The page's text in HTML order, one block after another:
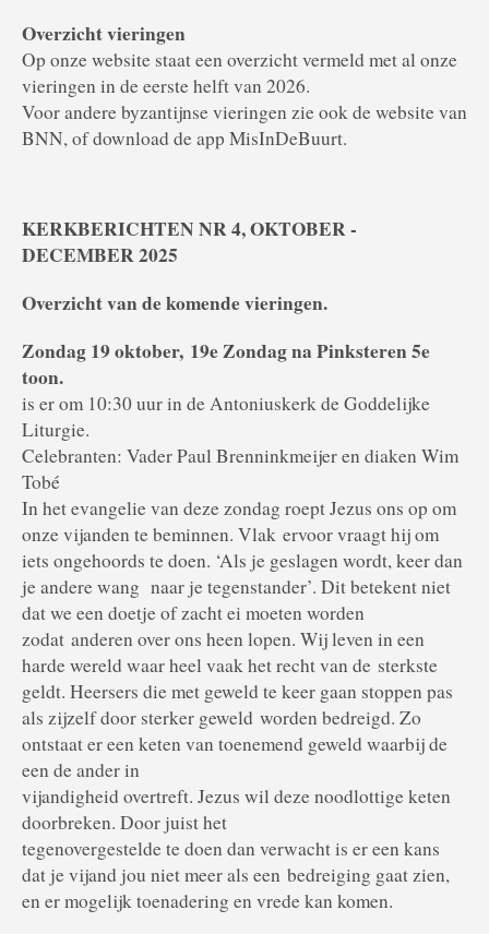
Overzicht vieringen
Op onze website staat een overzicht vermeld met al onze
vieringen in de eerste helft van 2026.
Voor andere byzantijnse vieringen zie ook de website van
BNN, of download de app MisInDeBuurt.
KERKBERICHTEN NR 4, OKTOBER -
DECEMBER 2025
Overzicht van de komende vieringen.
Zondag 19 oktober, 19e Zondag na Pinksteren 5e
toon.
is er om 10:30 uur in de Antoniuskerk de Goddelijke
Liturgie.
Celebranten: Vader Paul Brenninkmeijer en diaken Wim
Tobé
In het evangelie van deze zondag roept Jezus ons op om
onze vijanden te beminnen. Vlak ervoor vraagt hij om
iets ongehoords te doen. ‘Als je geslagen wordt, keer dan
je andere wang naar je tegenstander’. Dit betekent niet
dat we een doetje of zacht ei moeten worden
zodat anderen over ons heen lopen. Wij leven in een
harde wereld waar heel vaak het recht van de sterkste
geldt. Heersers die met geweld te keer gaan stoppen pas
als zijzelf door sterker geweld worden bedreigd. Zo
ontstaat er een keten van toenemend geweld waarbij de
een de ander in
vijandigheid overtreft. Jezus wil deze noodlottige keten
doorbreken. Door juist het
tegenovergestelde te doen dan verwacht is er een kans
dat je vijand jou niet meer als een bedreiging gaat zien,
en er mogelijk toenadering en vrede kan komen.